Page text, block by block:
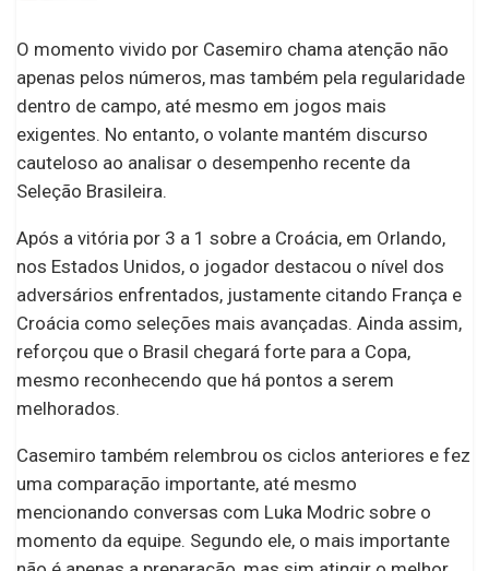
O momento vivido por Casemiro chama atenção não
apenas pelos números, mas também pela regularidade
dentro de campo, até mesmo em jogos mais
exigentes. No entanto, o volante mantém discurso
cauteloso ao analisar o desempenho recente da
Seleção Brasileira.
Após a vitória por 3 a 1 sobre a Croácia, em Orlando,
nos Estados Unidos, o jogador destacou o nível dos
adversários enfrentados, justamente citando França e
Croácia como seleções mais avançadas. Ainda assim,
reforçou que o Brasil chegará forte para a Copa,
mesmo reconhecendo que há pontos a serem
melhorados.
Casemiro também relembrou os ciclos anteriores e fez
uma comparação importante, até mesmo
mencionando conversas com Luka Modric sobre o
momento da equipe. Segundo ele, o mais importante